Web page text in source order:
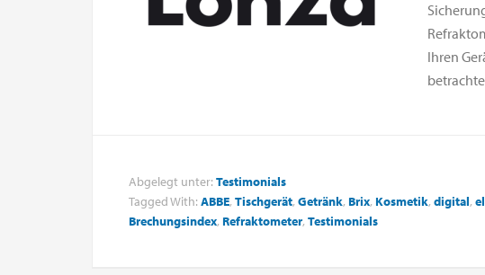
Ihren
Abgelegt unter: Testimonials
Tagged With: ABBE, Tischgerät, Getränk, Brix, Kosmetik, digital,
Brechungsindex, Refraktometer, Testimonials